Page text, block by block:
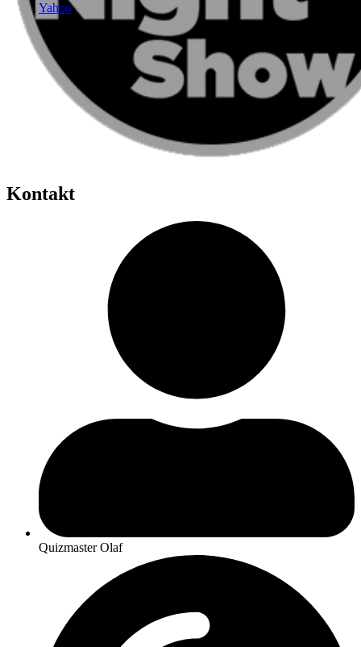
Yahoo
Kontakt
Quizmaster Olaf